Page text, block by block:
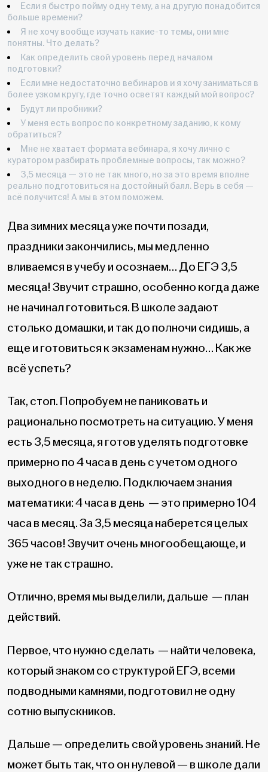
Если я быстро пойму одну тему, а на другую понадобится
больше времени?
Я не хочу вообще изучать какие-то темы, они мне
понятны. Что делать?
Как определить свой уровень перед началом
подготовки?
Если мне недостаточно вебинаров и я хочу заниматься в
более узком кругу, где точно осветят каждый мой вопрос?
Будут ли пробники?
У меня есть вопрос по конкретному заданию, к кому
обратиться?
Мне не хватает формата вебинара, я хочу лично с
куратором разбирать проблемные вопросы, так можно?
3,5 месяца — это не так много, но за это время вполне
реально подготовиться на достойный балл. Верь в себя —
всё получится! А мы в этом поможем.
Два зимних месяца уже почти позади,
праздники закончились, мы медленно
вливаемся в учебу и осознаем… До ЕГЭ 3,5
месяца! Звучит страшно, особенно когда даже
не начинал готовиться. В школе задают
столько домашки, и так до полночи сидишь, а
еще и готовиться к экзаменам нужно… Как же
всё успеть?
Так, стоп. Попробуем не паниковать и
рационально посмотреть на ситуацию. У меня
есть 3,5 месяца, я готов уделять подготовке
примерно по 4 часа в день с учетом одного
выходного в неделю. Подключаем знания
математики: 4 часа в день — это примерно 104
часа в месяц. За 3,5 месяца наберется целых
365 часов! Звучит очень многообещающе, и
уже не так страшно.
Отлично, время мы выделили, дальше — план
действий.
Первое, что нужно сделать — найти человека,
который знаком со структурой ЕГЭ, всеми
подводными камнями, подготовил не одну
сотню выпускников.
Дальше — определить свой уровень знаний. Не
может быть так, что он нулевой — в школе дали